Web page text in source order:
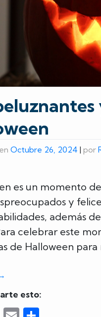
Octubre 26, 2024 | por
es un momento
y
además
celebrar este
de Halloween para
esto: